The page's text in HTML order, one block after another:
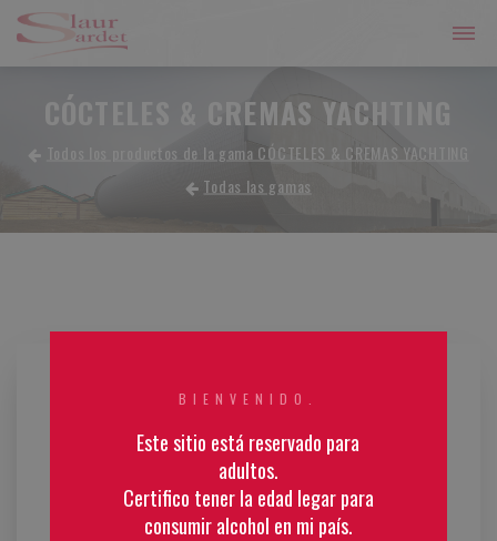
CÓCTELES & CREMAS YACHTING
Todos los productos de la gama CÓCTELES & CREMAS YACHTING
Todas las gamas
BIENVENIDO.
Este sitio está reservado para
adultos.
Certifico tener la edad legar para
consumir alcohol en mi país.